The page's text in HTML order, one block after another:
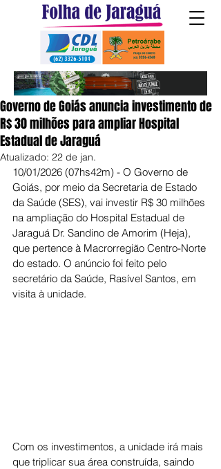
Governo de Goiás anuncia investimento de
R$ 30 milhões para ampliar Hospital
Estadual de Jaraguá
Atualizado: 22 de jan.
10/01/2026 (07hs42m) - O Governo de
Goiás, por meio da Secretaria de Estado
da Saúde (SES), vai investir R$ 30 milhões
na ampliação do Hospital Estadual de
Jaraguá Dr. Sandino de Amorim (Heja),
que pertence à Macrorregião Centro-Norte
do estado. O anúncio foi feito pelo
secretário da Saúde, Rasível Santos, em
visita à unidade.
Com os investimentos, a unidade irá mais
que triplicar sua área construída, saindo